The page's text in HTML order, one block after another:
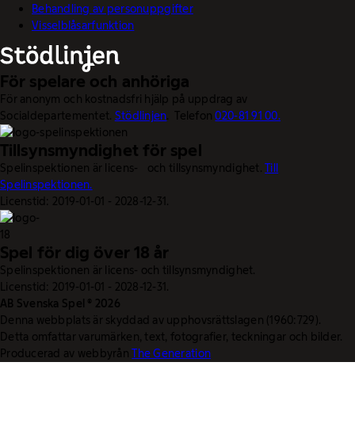
Behandling av personuppgifter
Visselblåsarfunktion
För spelare och anhöriga
För anonym och kostnadsfri hjälp på uppdrag av
Socialdepartementet. Stödlinjen. Telefon020-81 91 00.
Tillsynsmyndighet för spel
Spelinspektionen är licens- och tillsynsmyndighet.Till
Spelinspektionen.
Licenstid: 2019-01-01 - 2028-12-31.
Spel för dig över 18 år
Spelinspektionen är licens- och tillsynsmyndighet.
Licenstid: 2019-01-01 - 2028-12-31.
AB Svenska Spel © 2026
Denna webbplats är skyddad av upphovsrättslagen (1960:729).
Detta omfattar varumärken, text, fotografier, teckningar och bilder.
Producerad av webbyrånThe Generation